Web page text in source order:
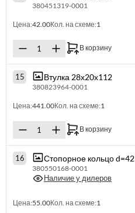
380451319-0001
Цена:42.00Кол. на схеме:1
В корзину
15 Втулка 28х20х112
380823964-0001
Цена:441.00Кол. на схеме:1
В корзину
16 Стопорное кольцо d=42
380550168-0001
Наличие у дилеров
Цена:55.00Кол. на схеме:1